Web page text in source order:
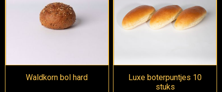
Waldkorn bol hard
Luxe boterpuntjes 10
stuks